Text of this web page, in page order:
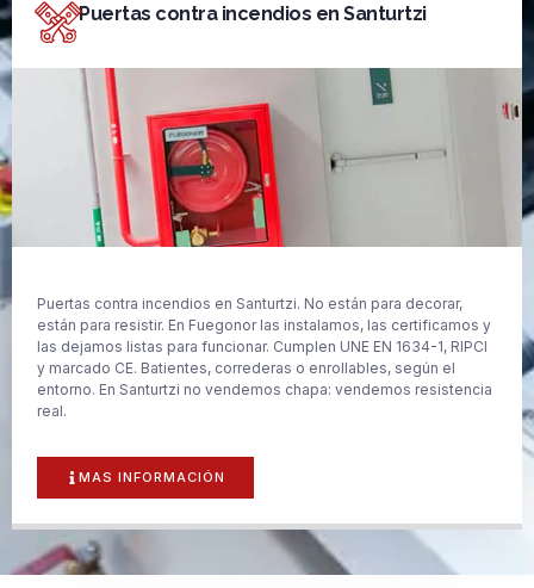
Puertas contra incendios en Santurtzi
Puertas contra incendios en Santurtzi. No están para decorar,
están para resistir. En Fuegonor las instalamos, las certificamos y
las dejamos listas para funcionar. Cumplen UNE EN 1634-1, RIPCI
y marcado CE. Batientes, correderas o enrollables, según el
entorno. En Santurtzi no vendemos chapa: vendemos resistencia
real.
MAS INFORMACIÓN